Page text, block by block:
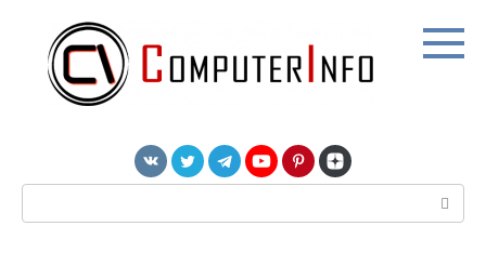
контенту